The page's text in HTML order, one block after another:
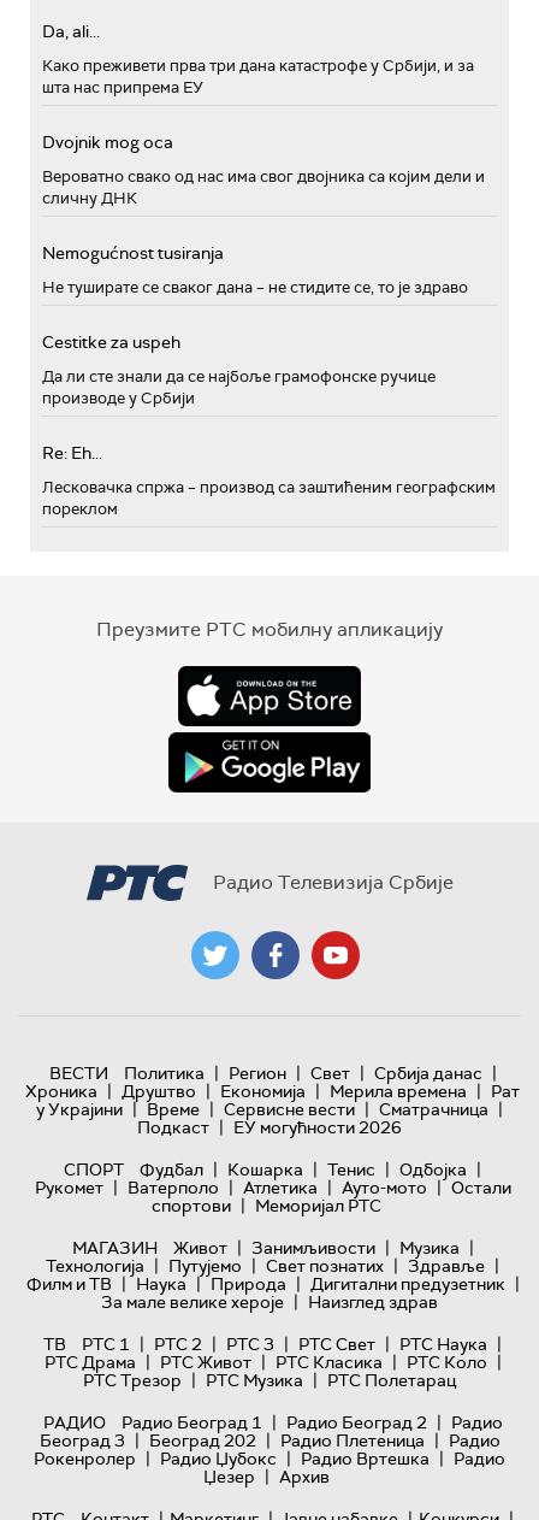
Da, ali...
Како преживети прва три дана катастрофе у Србији, и за
шта нас припрема ЕУ
Dvojnik mog oca
Вероватно свако од нас има свог двојника са којим дели и
сличну ДНК
Nemogućnost tusiranja
Не туширате се сваког дана – не стидите се, то је здраво
Cestitke za uspeh
Да ли сте знали да се најбоље грамофонске ручице
производе у Србији
Re: Eh...
Лесковачка спржа – производ са заштићеним географским
пореклом
Преузмите РТС мобилну апликацију
Радио Телевизија Србије
ВЕСТИ Политика | Регион | Свет | Србија данас |
Хроника | Друштво | Економија | Мерила времена | Рат
у Украјини | Време | Сервисне вести | Сматрачница |
Подкаст | ЕУ могућности 2026
СПОРТ
Фудбал | Кошарка | Тенис | Одбојка |
Рукомет | Ватерполо | Атлетика | Ауто-мото | Остали
спортови | Меморијал РТС
МАГАЗИН
Живот | Занимљивости | Музика |
Технологијa | Путујемо | Свет познатих | Здравље |
Филм и ТВ | Наука | Природа | Дигитални предузетник |
За мале велике хероје | Наизглед здрав
ТВ
РТС 1 | РТС 2 | РТС 3 | РТС Свет | РТС Наука |
РТС Драма | РТС Живот | РТС Класика | РТС Коло |
РТС Трезор | РТС Музика | РТС Полетарац
РАДИО
Радио Београд 1 | Радио Београд 2 | Радио
Београд 3 | Београд 202 | Радио Плетеница | Радио
Рокенролер | Радио Џубокс | Радио Вртешка | Радио
Џезер | Архив